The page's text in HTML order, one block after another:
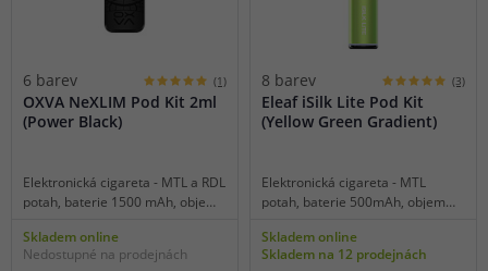
6 barev (1)
OXVA NeXLIM Pod Kit 2ml
(Power Black)
Elektronická cigareta - MTL a RDL
potah, baterie 1500 mAh, objem
výkon 5-40 W, rychlé dobíjení
5V/2A přes USB-C, regulace air-
Skladem online
Nedostupné na prodejnách
8 barev (3)
Eleaf iSilk Lite Pod Kit
(Yellow Green Gradient)
Elektronická cigareta - MTL
potah, baterie 500mAh, objem
až 10W, dobíjení USB-C,
inteligentní detekce odporu,
Skladem online
Skladem na 12 prodejnách